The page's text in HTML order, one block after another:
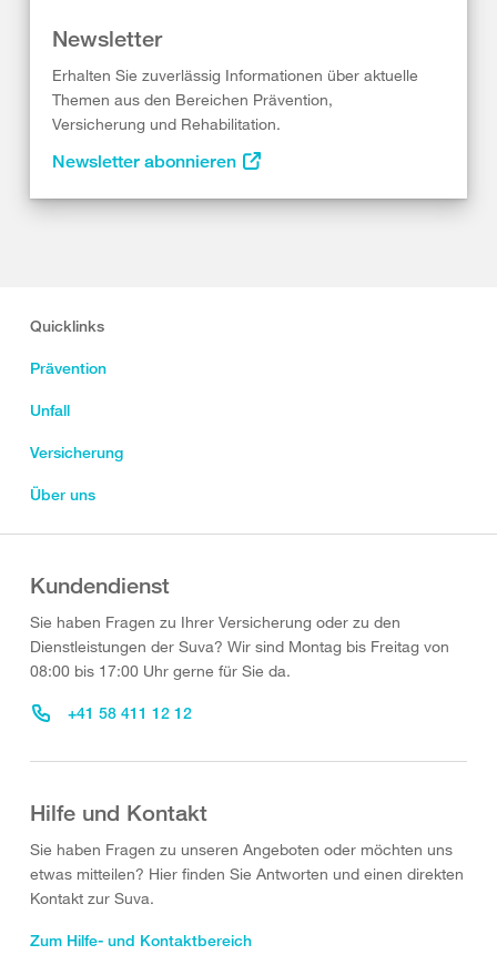
Newsletter
Erhalten Sie zuverlässig Informationen über aktuelle
Themen aus den Bereichen Prävention,
Versicherung und Rehabilitation.
Newsletter abonnieren
Quicklinks
Prävention
Unfall
Versicherung
Über uns
Kundendienst
Sie haben Fragen zu Ihrer Versicherung oder zu den
Dienstleistungen der Suva? Wir sind Montag bis Freitag von
08:00 bis 17:00 Uhr gerne für Sie da.
+41 58 411 12 12
Hilfe und Kontakt
Sie haben Fragen zu unseren Angeboten oder möchten uns
etwas mitteilen? Hier finden Sie Antworten und einen direkten
Kontakt zur Suva.
Zum Hilfe- und Kontaktbereich